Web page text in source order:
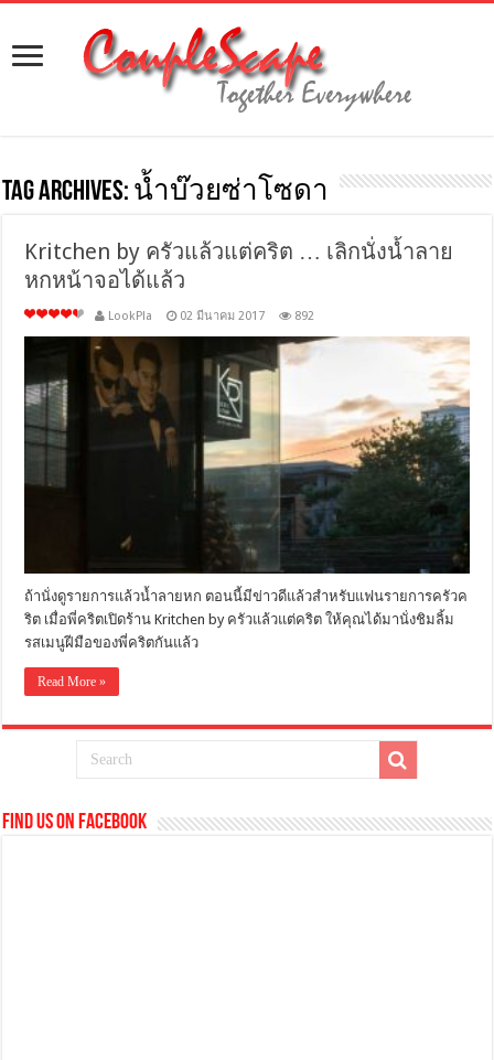
Tag Archives: น้ำบ๊วยซ่าโซดา
Kritchen by ครัวแล้วแต่คริต … เลิกนั่งน้ำลาย
หกหน้าจอได้แล้ว
LookPla 02 มีนาคม 2017 892
ถ้านั่งดูรายการแล้วน้ำลายหก ตอนนี้มีข่าวดีแล้วสำหรับแฟนรายการครัวค
ริต เมื่อพี่คริตเปิดร้าน Kritchen by ครัวแล้วแต่คริต ให้คุณได้มานั่งชิมลิ้ม
รสเมนูฝีมือของพี่คริตกันแล้ว
Read More »
Find us on Facebook